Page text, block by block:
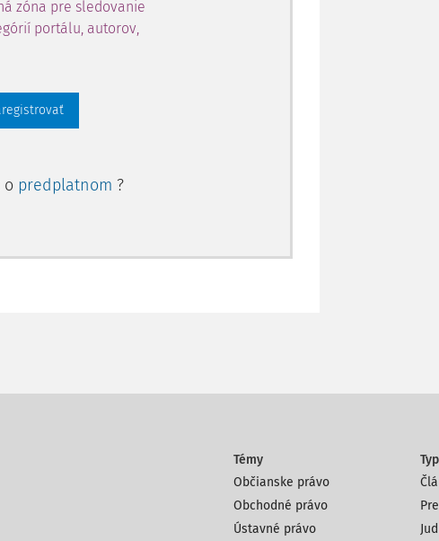
zóna pre sledovanie
portálu, autorov,
o predplatnom ?
Témy
Občianske právo
Obchodné právo
Ústavné právo